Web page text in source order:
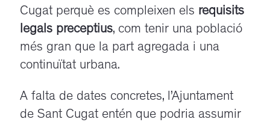
Cugat perquè es compleixen els requisits
legals preceptius, com tenir una població
més gran que la part agregada i una
continuïtat urbana.
A falta de dates concretes, l’Ajuntament
de Sant Cugat entén que podria assumir